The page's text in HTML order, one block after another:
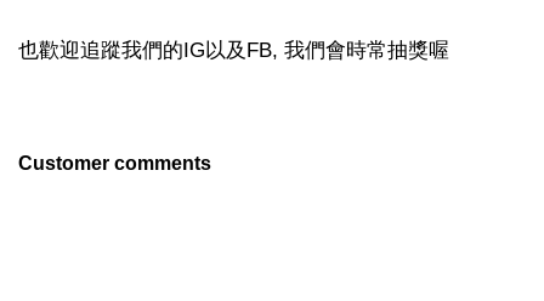
也歡迎追蹤我們的IG以及FB, 我們會時常抽獎喔
Customer comments